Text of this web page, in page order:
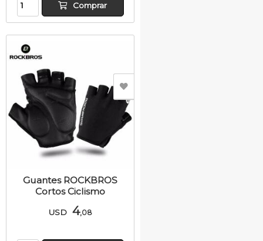
Comprar
Guantes ROCKBROS
Cortos Ciclismo
USD 4,08